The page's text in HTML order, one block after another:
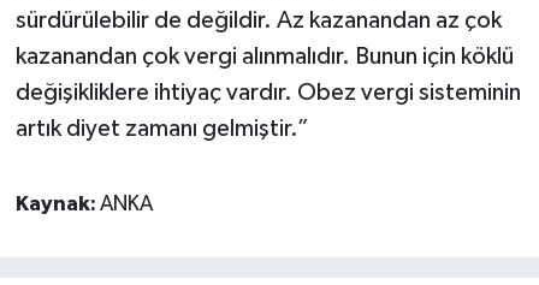
sürdürülebilir de değildir. Az kazanandan az çok
kazanandan çok vergi alınmalıdır. Bunun için köklü
değişikliklere ihtiyaç vardır. Obez vergi sisteminin
artık diyet zamanı gelmiştir.”
Kaynak: ANKA